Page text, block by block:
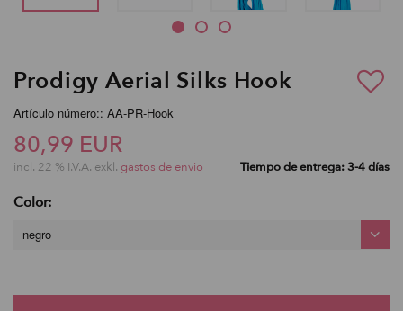
Prodigy Aerial Silks Hook
Artículo número:: AA-PR-Hook
80,99 EUR
incl. 22 % I.V.A. exkl. gastos de envio Tiempo de entrega: 3-4 días
Color:
negro